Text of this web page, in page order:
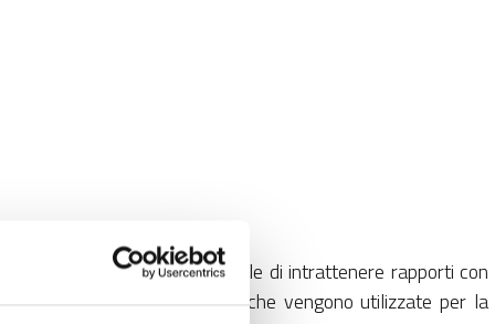
alle aziende agricole di intrattenere rapporti con
relative all’azienda, che vengono utilizzate per la